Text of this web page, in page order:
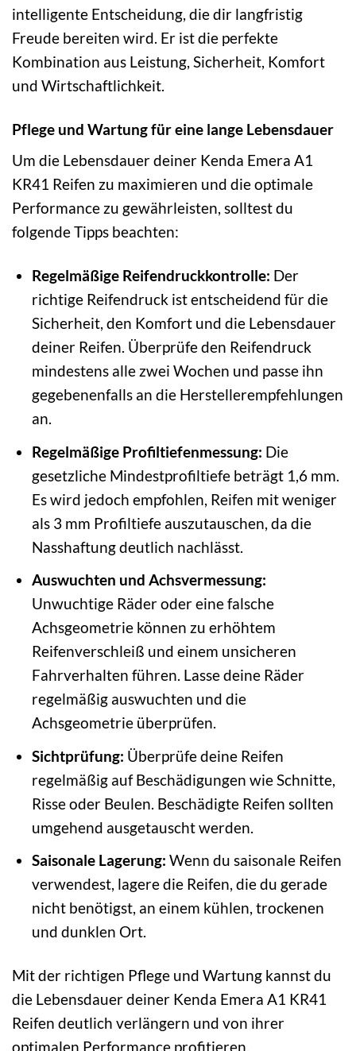
intelligente Entscheidung, die dir langfristig
Freude bereiten wird. Er ist die perfekte
Kombination aus Leistung, Sicherheit, Komfort
und Wirtschaftlichkeit.
Pflege und Wartung für eine lange Lebensdauer
Um die Lebensdauer deiner Kenda Emera A1
KR41 Reifen zu maximieren und die optimale
Performance zu gewährleisten, solltest du
folgende Tipps beachten:
Regelmäßige Reifendruckkontrolle: Der
richtige Reifendruck ist entscheidend für die
Sicherheit, den Komfort und die Lebensdauer
deiner Reifen. Überprüfe den Reifendruck
mindestens alle zwei Wochen und passe ihn
gegebenenfalls an die Herstellerempfehlungen
an.
Regelmäßige Profiltiefenmessung: Die
gesetzliche Mindestprofiltiefe beträgt 1,6 mm.
Es wird jedoch empfohlen, Reifen mit weniger
als 3 mm Profiltiefe auszutauschen, da die
Nasshaftung deutlich nachlässt.
Auswuchten und Achsvermessung:
Unwuchtige Räder oder eine falsche
Achsgeometrie können zu erhöhtem
Reifenverschleiß und einem unsicheren
Fahrverhalten führen. Lasse deine Räder
regelmäßig auswuchten und die
Achsgeometrie überprüfen.
Sichtprüfung: Überprüfe deine Reifen
regelmäßig auf Beschädigungen wie Schnitte,
Risse oder Beulen. Beschädigte Reifen sollten
umgehend ausgetauscht werden.
Saisonale Lagerung: Wenn du saisonale Reifen
verwendest, lagere die Reifen, die du gerade
nicht benötigst, an einem kühlen, trockenen
und dunklen Ort.
Mit der richtigen Pflege und Wartung kannst du
die Lebensdauer deiner Kenda Emera A1 KR41
Reifen deutlich verlängern und von ihrer
optimalen Performance profitieren.